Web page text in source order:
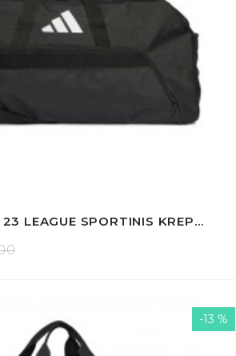
ADIDAS TIRO 23 LEAGUE SPORTINIS KREPŠYS
-13 %